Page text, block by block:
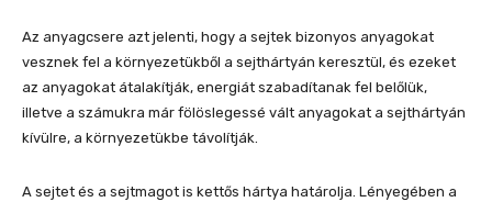
Az anyagcsere azt jelenti, hogy a sejtek bizonyos anyagokat
vesznek fel a környezetükből a sejthártyán keresztül, és ezeket
az anyagokat átalakítják, energiát szabadítanak fel belőlük,
illetve a számukra már fölöslegessé vált anyagokat a sejthártyán
kívülre, a környezetükbe távolítják.
A sejtet és a sejtmagot is kettős hártya határolja. Lényegében a